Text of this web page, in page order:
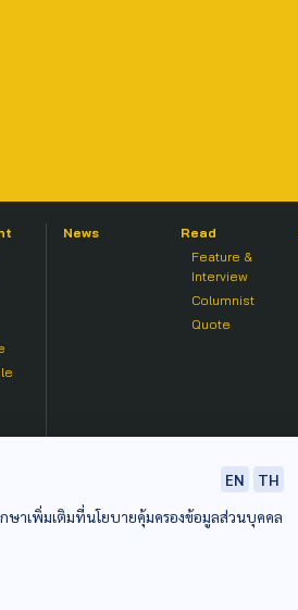
News
Read
Feature &
Interview
Columnist
Quote
EN
TH
ษาเพิ่มเติมที่นโยบายคุ้มครองข้อมูลส่วนบุคคล